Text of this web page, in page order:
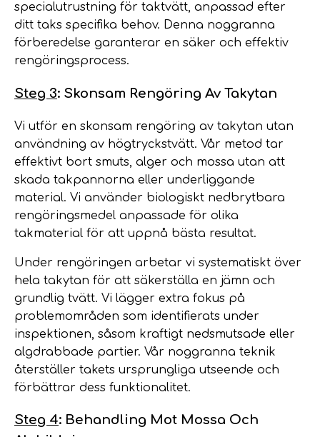
specialutrustning för taktvätt, anpassad efter
ditt taks specifika behov. Denna noggranna
förberedelse garanterar en säker och effektiv
rengöringsprocess.
Steg 3: Skonsam Rengöring Av Takytan
Vi utför en skonsam rengöring av takytan utan
användning av högtryckstvätt. Vår metod tar
effektivt bort smuts, alger och mossa utan att
skada takpannorna eller underliggande
material. Vi använder biologiskt nedbrytbara
rengöringsmedel anpassade för olika
takmaterial för att uppnå bästa resultat.
Under rengöringen arbetar vi systematiskt över
hela takytan för att säkerställa en jämn och
grundlig tvätt. Vi lägger extra fokus på
problemområden som identifierats under
inspektionen, såsom kraftigt nedsmutsade eller
algdrabbade partier. Vår noggranna teknik
återställer takets ursprungliga utseende och
förbättrar dess funktionalitet.
Steg 4: Behandling Mot Mossa Och